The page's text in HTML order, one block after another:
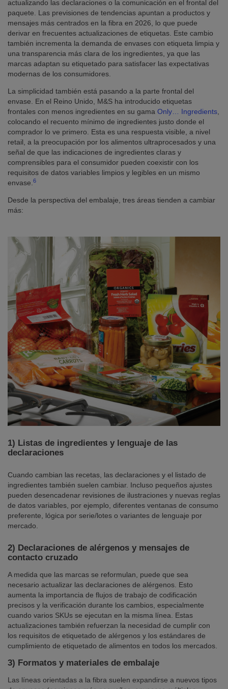
actualizando las declaraciones o la comunicación en el frontal del
paquete. Las previsiones de tendencias apuntan a productos y
mensajes más centrados en la fibra en 2026, lo que puede
derivar en frecuentes actualizaciones de etiquetas. Este cambio
también incrementa la demanda de envases con etiqueta limpia y
una transparencia más clara de los ingredientes, ya que las
marcas adaptan su etiquetado para satisfacer las expectativas
modernas de los consumidores.
La simplicidad también está pasando a la parte frontal del
envase. En el Reino Unido, M&S ha introducido etiquetas
frontales con menos ingredientes en su gama Only… Ingredients,
colocando el recuento mínimo de ingredientes justo donde el
comprador lo ve primero. Esta es una respuesta visible, a nivel
retail, a la preocupación por los alimentos ultraprocesados y una
señal de que las indicaciones de ingredientes claras y
comprensibles para el consumidor pueden coexistir con los
requisitos de datos variables limpios y legibles en un mismo
envase.6
Desde la perspectiva del embalaje, tres áreas tienden a cambiar
más:
1) Listas de ingredientes y lenguaje de las
declaraciones
Cuando cambian las recetas, las declaraciones y el listado de
ingredientes también suelen cambiar. Incluso pequeños ajustes
pueden desencadenar revisiones de ilustraciones y nuevas reglas
de datos variables, por ejemplo, diferentes ventanas de consumo
preferente, lógica por serie/lotes o variantes de lenguaje por
mercado.
2) Declaraciones de alérgenos y mensajes de
contacto cruzado
A medida que las marcas se reformulan, puede que sea
necesario actualizar las declaraciones de alérgenos. Esto
aumenta la importancia de flujos de trabajo de codificación
precisos y la verificación durante los cambios, especialmente
cuando varios SKUs se ejecutan en la misma línea. Estas
actualizaciones también refuerzan la necesidad de cumplir con
los requisitos de etiquetado de alérgenos y los estándares de
cumplimiento de etiquetado de alimentos en todos los mercados.
3) Formatos y materiales de embalaje
Las líneas orientadas a la fibra suelen expandirse a nuevos tipos